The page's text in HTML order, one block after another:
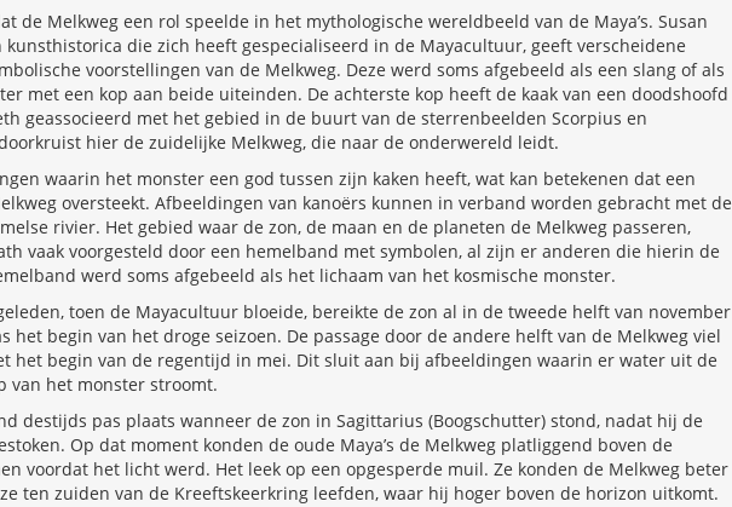
de Melkweg een rol speelde in het mythologische wereldbeeld van de Maya’s. Susan
kunsthistorica die zich heeft gespecialiseerd in de Mayacultuur, geeft verscheidene
voorstellingen van de Melkweg. Deze werd soms afgebeeld als een slang of als
met een kop aan beide uiteinden. De achterste kop heeft de kaak van een doodshoofd
geassocieerd met het gebied in de buurt van de sterrenbeelden Scorpius en
hier de zuidelijke Melkweg, die naar de onderwereld leidt.
waarin het monster een god tussen zijn kaken heeft, wat kan betekenen dat een
oversteekt. Afbeeldingen van kanoërs kunnen in verband worden gebracht met de
rivier. Het gebied waar de zon, de maan en de planeten de Melkweg passeren,
vaak voorgesteld door een hemelband met symbolen, al zijn er anderen die hierin de
werd soms afgebeeld als het lichaam van het kosmische monster.
toen de Mayacultuur bloeide, bereikte de zon al in de tweede helft van november
het begin van het droge seizoen. De passage door de andere helft van de Melkweg viel
het begin van de regentijd in mei. Dit sluit aan bij afbeeldingen waarin er water uit de
van het monster stroomt.
destijds pas plaats wanneer de zon in Sagittarius (Boogschutter) stond, nadat hij de
Op dat moment konden de oude Maya’s de Melkweg platliggend boven de
voordat het licht werd. Het leek op een opgesperde muil. Ze konden de Melkweg beter
ten zuiden van de Kreeftskeerkring leefden, waar hij hoger boven de horizon uitkomt.